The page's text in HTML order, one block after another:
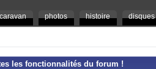
caravan photos histoire disques
les fonctionnalités du forum !